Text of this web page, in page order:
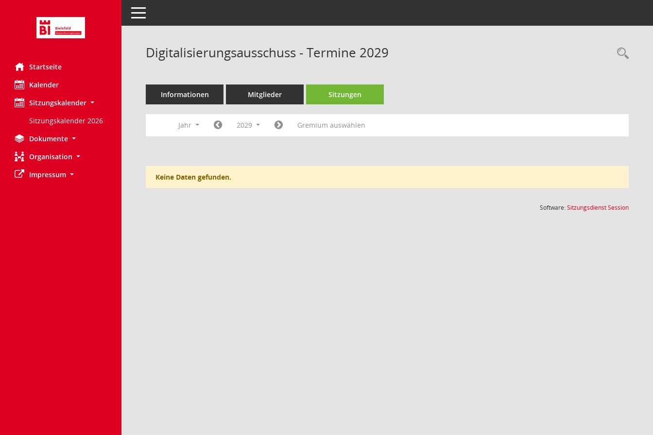
Startseite
Kalender
Sitzungskalender
Sitzungskalender 2026
Dokumente
Organisation
Impressum
Toggle navigation
Digitalisierungsausschuss - Termine 2029
Informationen Mitglieder Sitzungen
Jahr 2029 Gremium auswählen
Keine Daten gefunden.
Software:SitzungsdienstSession(Wird in